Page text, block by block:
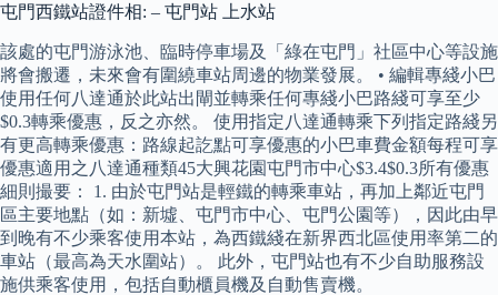
屯門西鐵站證件相: – 屯門站 上水站
該處的屯門游泳池、臨時停車場及「綠在屯門」社區中心等設施
將會搬遷，未來會有圍繞車站周邊的物業發展。 • 編輯專綫小巴
使用任何八達通於此站出閘並轉乘任何專綫小巴路綫可享至少
$0.3轉乘優惠，反之亦然。 使用指定八達通轉乘下列指定路綫另
有更高轉乘優惠：路線起訖點可享優惠的小巴車費金額每程可享
優惠適用之八達通種類45大興花園屯門市中心$3.4$0.3所有優惠
細則撮要： 1. 由於屯門站是輕鐵的轉乘車站，再加上鄰近屯門
區主要地點（如：新墟、屯門市中心、屯門公園等），因此由早
到晚有不少乘客使用本站，為西鐵綫在新界西北區使用率第二的
車站（最高為天水圍站）。 此外，屯門站也有不少自助服務設
施供乘客使用，包括自動櫃員機及自動售賣機。